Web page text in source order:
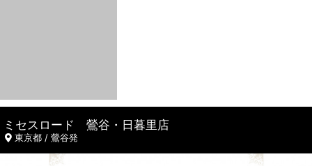
ミセスロード 鶯谷・日暮里店
東京都 / 鶯谷発